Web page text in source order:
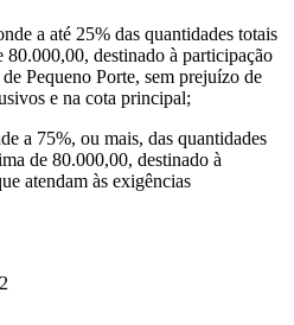
a até 25% das quantidades totais
80.000,00, destinado à participação
Pequeno Porte, sem prejuízo de
e na cota principal;
a 75%, ou mais, das quantidades
de 80.000,00, destinado à
atendam às exigências